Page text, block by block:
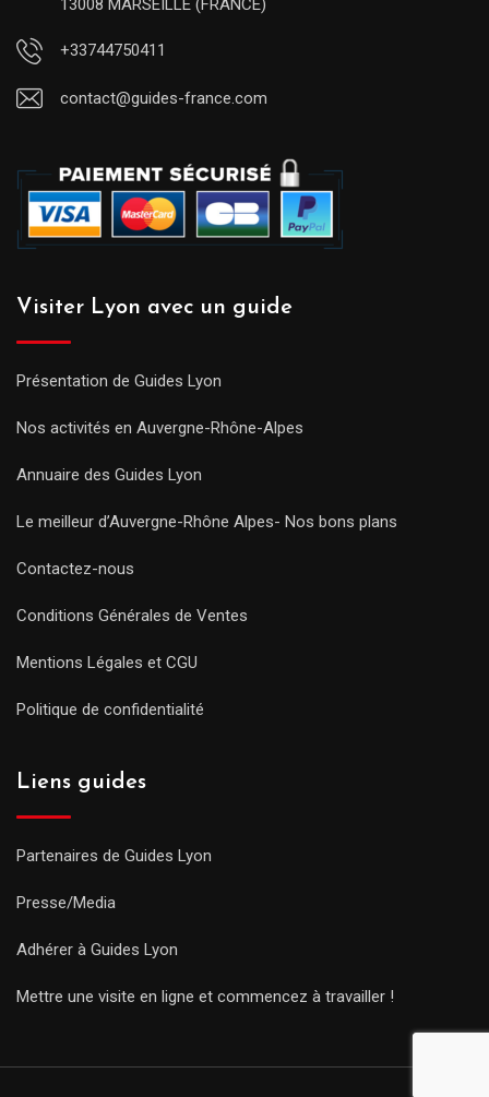
13008 MARSEILLE (FRANCE)
+33744750411
contact@guides-france.com
Visiter Lyon avec un guide
Présentation de Guides Lyon
Nos activités en Auvergne-Rhône-Alpes
Annuaire des Guides Lyon
Le meilleur d’Auvergne-Rhône Alpes- Nos bons plans
Contactez-nous
Conditions Générales de Ventes
Mentions Légales et CGU
Politique de confidentialité
Liens guides
Partenaires de Guides Lyon
Presse/Media
Adhérer à Guides Lyon
Mettre une visite en ligne et commencez à travailler !